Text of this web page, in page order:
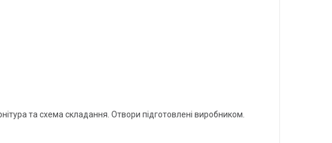
та схема складання. Отвори підготовлені виробником.